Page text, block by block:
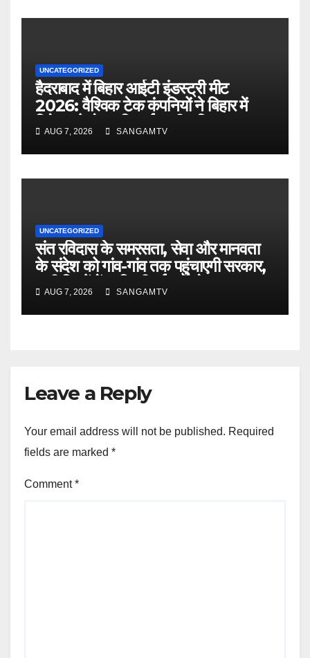
UNCATEGORIZED
हैदराबाद में बिहार आईटी इंडस्ट्री मीट
2026: वैश्विक टेक कंपनियों ने बिहार में
निवेश को लेकर दिखाई गहरी रुचि
AUG 7, 2026 SANGAMTV
UNCATEGORIZED
संत रविदास के समरसता, सेवा और मानवता
के संदेश को गांव-गांव तक पहुंचाएगी सरकार,
सभी जिलों में सावित्रीबाई फुले के नाम पर
खुल रहा है आवासीय विद्यालय : मुख्यमंत्री
AUG 7, 2026 SANGAMTV
Leave a Reply
Your email address will not be published. Required
fields are marked *
Comment*